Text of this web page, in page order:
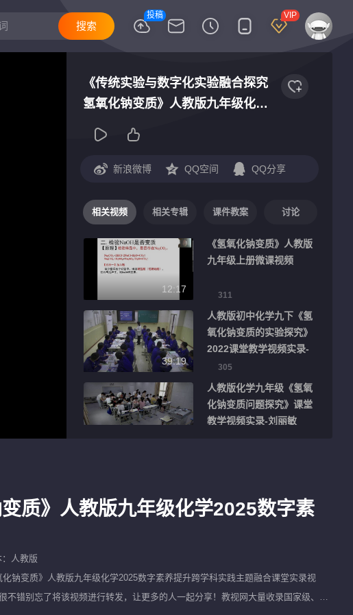
投稿 VIP
《传统实验与数字化实验融合探究
氢氧化钠变质》人教版九年级化学
2025数字素养提升跨学科实践主题
融合课堂实录视频
新浪微博 QQ空间 QQ分享
相关视频 相关专辑 课件教案 讨论
12:17
《氢氧化钠变质》人教版
九年级上册微课视频
311
39:19
人教版初中化学九下《氢
氧化钠变质的实验探究》
2022课堂教学视频实录-
李松娟
305
人教版化学九年级《氢氧
化钠变质问题探究》课堂
教学视频实录-刘丽敏
36:10
307
36:10
永强1124
《氢氧化钠变质的实验探
质》人教版九年级化学2025数字素
人教版
化钠变质》人教版九年级化学2025数字素养提升跨学科实践主题融合课堂实录视
错别忘了将该视频进行转发，让更多的人一起分享！教视网大量收录国家级、各